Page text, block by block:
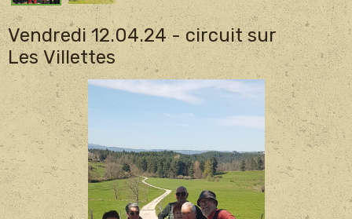
Vendredi 12.04.24 - circuit sur
Les Villettes